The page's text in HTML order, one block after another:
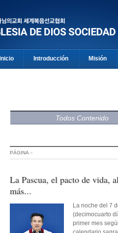
Inicio Introducción Misión
Todos Contenido
PÁGINA »
La Pascua, el pacto de vida,
más...
La noche del 7
(decimocuarto
primer mes